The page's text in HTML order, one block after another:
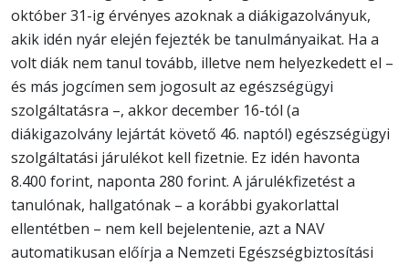
október 31-ig érvényes azoknak a diákigazolványuk,
akik idén nyár elején fejezték be tanulmányaikat. Ha a
volt diák nem tanul tovább, illetve nem helyezkedett el –
és más jogcímen sem jogosult az egészségügyi
szolgáltatásra –, akkor december 16-tól (a
diákigazolvány lejártát követő 46. naptól) egészségügyi
szolgáltatási járulékot kell fizetnie. Ez idén havonta
8.400 forint, naponta 280 forint. A járulékfizetést a
tanulónak, hallgatónak – a korábbi gyakorlattal
ellentétben – nem kell bejelentenie, azt a NAV
automatikusan előírja a Nemzeti Egészségbiztosítási